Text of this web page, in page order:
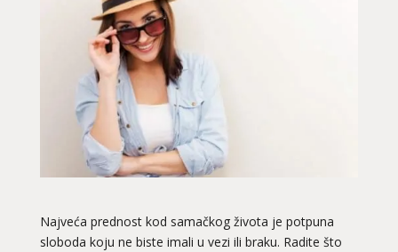
Najveća prednost kod samačkog života je potpuna
sloboda koju ne biste imali u vezi ili braku. Radite što